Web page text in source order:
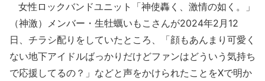
女性ロックバンドユニット「神使轟く、激情の如く。」
（神激）メンバー・生牡蠣いもこさんが2024年2月12
日、チラシ配りをしていたところ、「顔もあんまり可愛く
ない地下アイドルばっかりだけどファンはどういう気持ち
で応援してるの？」などと声をかけられたことをXで明か